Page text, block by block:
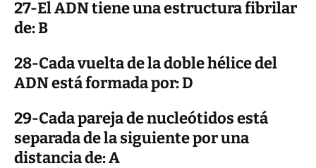
27-El ADN tiene una estructura fibrilar
de: B
28-Cada vuelta de la doble hélice del
ADN está formada por: D
29-Cada pareja de nucleótidos está
separada de la siguiente por una
distancia de: A